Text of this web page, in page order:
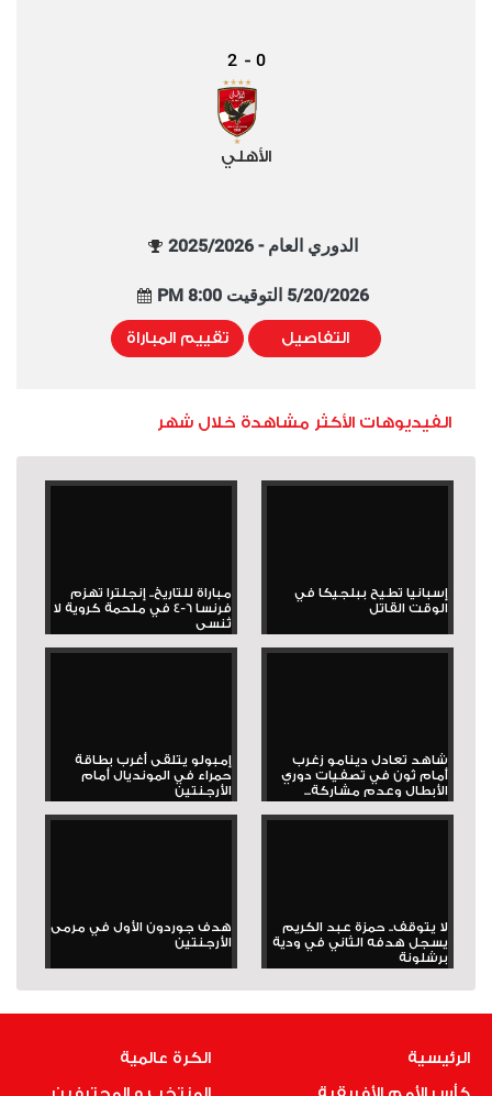
0
-
2
الأهلي
الدوري العام - 2025/2026
5/20/2026 التوقيت 8:00 PM
التفاصيل تقييم المباراة
الفيديوهات الأكثر مشاهدة خلال شهر
إسبانيا تطيح ببلجيكا في
الوقت القاتل
مباراة للتاريخ.. إنجلترا تهزم
فرنسا 6-4 في ملحمة كروية لا
تُنسى
شاهد تعادل دينامو زغرب
أمام ثون في تصفيات دوري
الأبطال وعدم مشاركة...
إمبولو يتلقى أغرب بطاقة
حمراء في المونديال أمام
الأرجنتين
لا يتوقف.. حمزة عبد الكريم
يسجل هدفه الثاني في ودية
برشلونة
هدف جوردون الأول في مرمى
الأرجنتين
الرئيسية
الكرة عالمية